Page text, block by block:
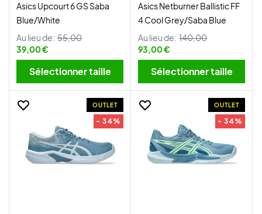
Asics Upcourt 6 GS Saba
Blue/White
Au lieu de: 55,00
39,00 €
Sélectionner taille
Asics Netburner Ballistic FF
4 Cool Grey/Saba Blue
Au lieu de: 140,00
93,00 €
Sélectionner taille
OUTLET
- 34%
OUTLET
- 34%